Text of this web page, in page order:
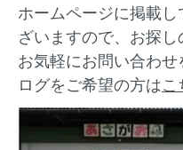
ホームページに掲載
ざいますので、お探し
お気軽にお問い合わ
ログをご希望の方はこ